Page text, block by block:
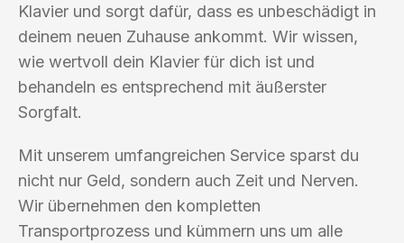
Klavier und sorgt dafür, dass es unbeschädigt in
deinem neuen Zuhause ankommt. Wir wissen,
wie wertvoll dein Klavier für dich ist und
behandeln es entsprechend mit äußerster
Sorgfalt.
Mit unserem umfangreichen Service sparst du
nicht nur Geld, sondern auch Zeit und Nerven.
Wir übernehmen den kompletten
Transportprozess und kümmern uns um alle